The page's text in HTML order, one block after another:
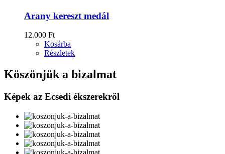
Arany kereszt medál
12.000 Ft
Kosárba
Részletek
Köszönjük a bizalmat
Képek az Ecsedi ékszerekről